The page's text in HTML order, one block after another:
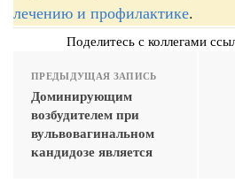
лечению и профилактике.
Поделитесь с коллегами
ПРЕДЫДУЩАЯ ЗАПИСЬ
Доминирующим
возбудителем при
вульвовагинальном
кандидозе является